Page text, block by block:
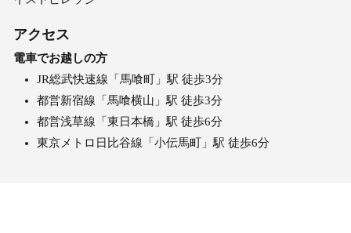
アクセス
電車でお越しの方
JR総武快速線「馬喰町」駅 徒歩3分
都営新宿線「馬喰横山」駅 徒歩3分
都営浅草線「東日本橋」駅 徒歩6分
東京メトロ日比谷線「小伝馬町」駅 徒歩6分